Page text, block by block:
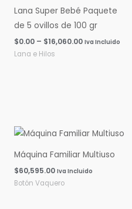
Lana Super Bebé Paquete
de 5 ovillos de 100 gr
$0.00 – $16,060.00
$16,060.00
Iva Incluido
Lana e Hilos
Máquina Familiar Multiuso
$60,595.00 Iva Incluido
Botón Vaquero